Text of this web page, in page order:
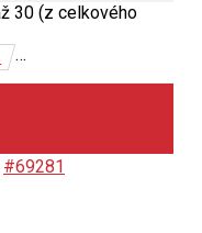
30 (z celkového
…
#69281